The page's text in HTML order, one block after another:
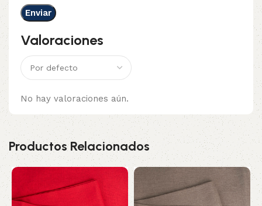
Valoraciones
No hay valoraciones aún.
Productos Relacionados